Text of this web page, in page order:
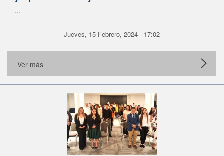
...
Jueves, 15 Febrero, 2024 - 17:02
Ver más